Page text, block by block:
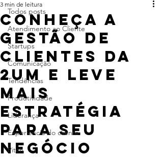
Todos posts
Atendimento ao Cliente
Startups
Comunicação
Tendências
Produtividade
Liderança
Experiência do cliente
Pitch
Conheça a
gestão de
clientes da
2um e leve
mais
estratégia
para seu
negócio
3 min de leitura